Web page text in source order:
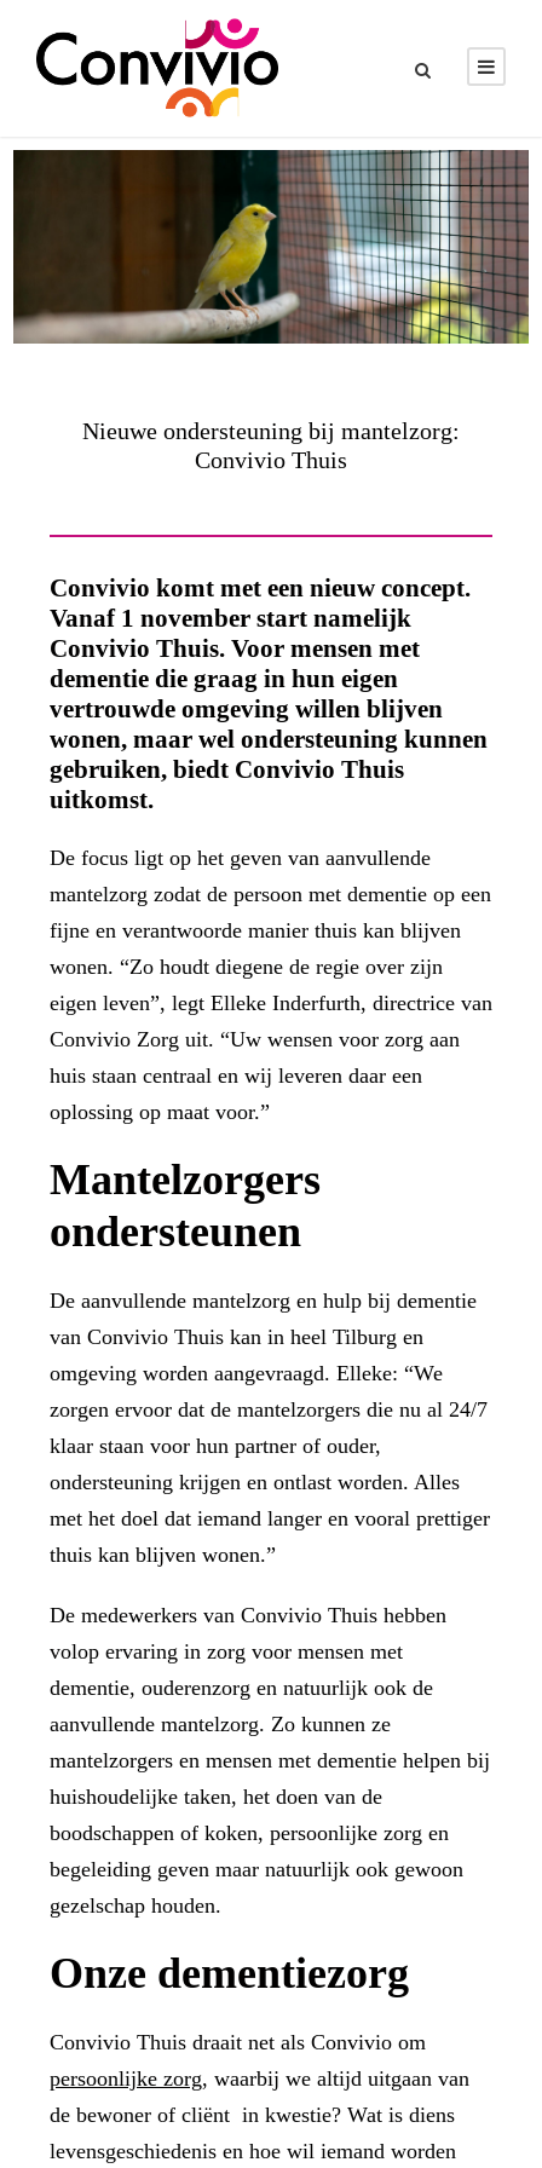
Nieuwe ondersteuning bij mantelzorg:
Convivio Thuis
Convivio komt met een nieuw concept.
Vanaf 1 november start namelijk
Convivio Thuis. Voor mensen met
dementie die graag in hun eigen
vertrouwde omgeving willen blijven
wonen, maar wel ondersteuning kunnen
gebruiken, biedt Convivio Thuis
uitkomst.
De focus ligt op het geven van aanvullende
mantelzorg zodat de persoon met dementie op een
fijne en verantwoorde manier thuis kan blijven
wonen. “Zo houdt diegene de regie over zijn
eigen leven”, legt Elleke Inderfurth, directrice van
Convivio Zorg uit. “Uw wensen voor zorg aan
huis staan centraal en wij leveren daar een
oplossing op maat voor.”
Mantelzorgers
ondersteunen
De aanvullende mantelzorg en hulp bij dementie
van Convivio Thuis kan in heel Tilburg en
omgeving worden aangevraagd. Elleke: “We
zorgen ervoor dat de mantelzorgers die nu al 24/7
klaar staan voor hun partner of ouder,
ondersteuning krijgen en ontlast worden. Alles
met het doel dat iemand langer en vooral prettiger
thuis kan blijven wonen.”
De medewerkers van Convivio Thuis hebben
volop ervaring in zorg voor mensen met
dementie, ouderenzorg en natuurlijk ook de
aanvullende mantelzorg. Zo kunnen ze
mantelzorgers en mensen met dementie helpen bij
huishoudelijke taken, het doen van de
boodschappen of koken, persoonlijke zorg en
begeleiding geven maar natuurlijk ook gewoon
gezelschap houden.
Onze dementiezorg
Convivio Thuis draait net als Convivio om
persoonlijke zorg, waarbij we altijd uitgaan van
de bewoner of cliënt in kwestie? Wat is diens
levensgeschiedenis en hoe wil iemand worden